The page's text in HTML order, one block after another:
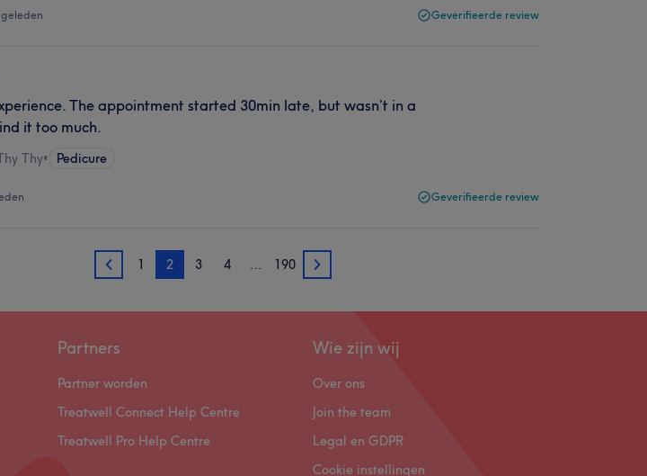
Geverifieerde review
The appointment started 30min late, but wasn’t in a
it too much.
Thy• Pedicure
Geverifieerde review
1 1 2 3 4 … 190 3
Partners
Partner worden
Treatwell Connect Help Centre
Treatwell Pro Help Centre
Wie zijn wij
Over ons
Join the team
Legal en GDPR
Cookie instellingen